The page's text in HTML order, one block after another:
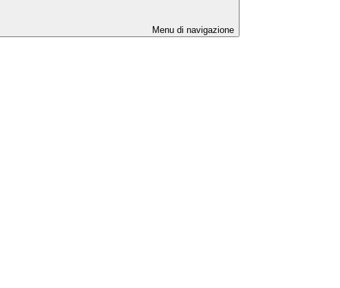
Menu di navigazione